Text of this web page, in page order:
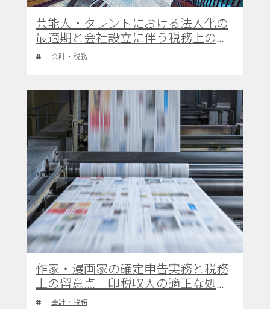
芸能人・タレントにおける法人化の
最適期と会社設立に伴う税務上のメ
リットについて
会計・税務
作家・漫画家の確定申告実務と税務
上の留意点｜印税収入の適正な処理
および経費計上の指針
会計・税務